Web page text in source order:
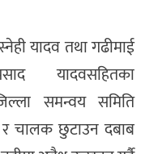
यादव तथा गढीमाई
यादवसहितका
समन्वय समिति
र चालक छुटाउन दबाब